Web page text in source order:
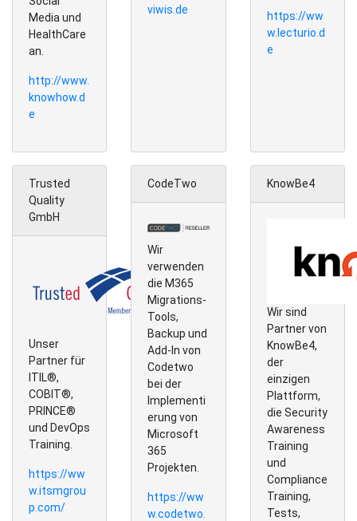
Media und
HealthCare
an.
http://www.
knowhow.d
e
viwis.de
https://ww
w.lecturio.d
e
Trusted
Quality
GmbH
Unser
Partner für
ITIL®,
COBIT®,
PRINCE®
und DevOps
Training.
https://ww
w.itsmgrou
p.com/
CodeTwo
Wir
verwenden
die M365
Migrations-
Tools,
Backup und
Add-In von
Codetwo
bei der
Implementi
erung von
Microsoft
365
Projekten.
https://ww
w.codetwo.
KnowBe4
Wir sind
Partner von
KnowBe4,
der
einzigen
Plattform,
die Security
Awareness
Training
und
Compliance
Training,
Tests,